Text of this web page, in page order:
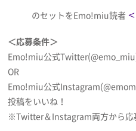
のセットをEmo!miu読者
＜応募条件＞
Emo!miu公式
OR
Emo!miu公式
投稿をいいね！
※Twitter＆Instagram両方から応